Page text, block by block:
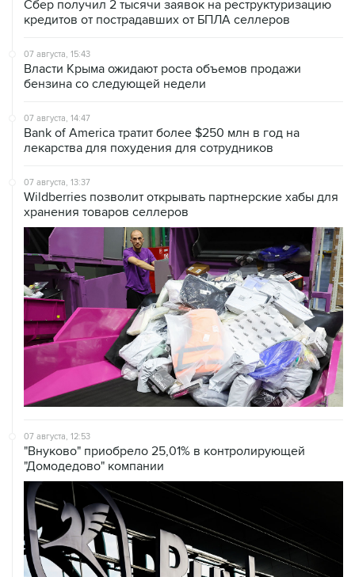
07 августа, 15:43
бензина со следующей недели
07 августа, 14:47
лекарства для похудения для сотрудников
07 августа, 13:37
хранения товаров селлеров
07 августа, 12:53
"Домодедово" компании